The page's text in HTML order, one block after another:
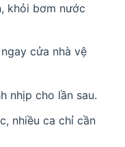
khỏi bơm nước
cửa nhà vệ
nhịp cho lần sau.
nhiều ca chỉ cần